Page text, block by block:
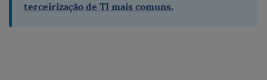
terceirização de TI mais comuns.